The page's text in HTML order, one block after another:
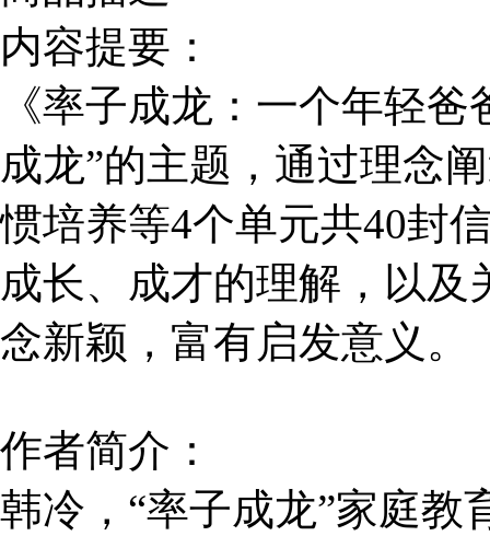
内容提要：
《率子成龙：一个年轻
成龙”的主题，通过理念
惯培养等4个单元共40封
成长、成才的理解，以
念新颖，富有启发意义。
作者简介：
韩冷，“率子成龙”家庭教